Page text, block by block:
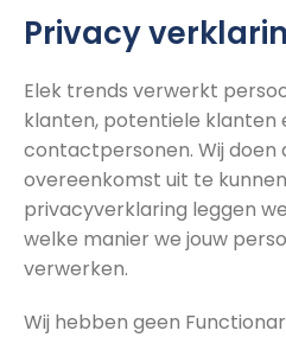
Privacy
Elek trends verwerkt
klanten, potentiele klanten
contactpersonen. Wij doen
overeenkomst uit te
privacyverklaring leggen
welke manier we jouw
verwerken.
Wij hebben geen